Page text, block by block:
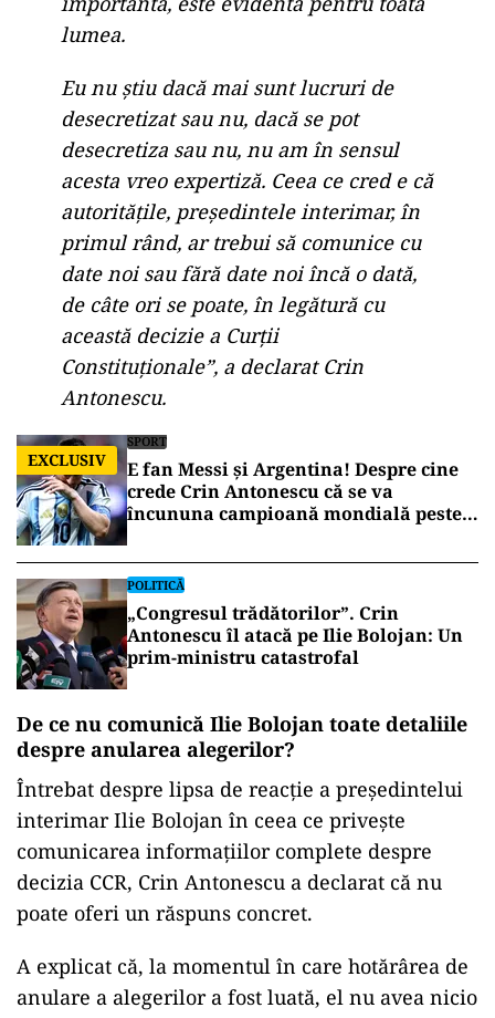
lumea.
Eu nu știu dacă mai sunt lucruri de
desecretizat sau nu, dacă se pot
desecretiza sau nu, nu am în sensul
acesta vreo expertiză. Ceea ce cred e că
autoritățile, președintele interimar, în
primul rând, ar trebui să comunice cu
date noi sau fără date noi încă o dată,
de câte ori se poate, în legătură cu
această decizie a Curții
Constituționale”, a declarat Crin
Antonescu.
EXCLUSIV
SPORT
E fan Messi și Argentina! Despre cine
crede Crin Antonescu că se va
încununa campioană mondială peste
POLITICĂ
„Congresul trădătorilor”. Crin
Antonescu îl atacă pe Ilie Bolojan: Un
prim-ministru catastrofal
De ce nu comunică Ilie Bolojan toate detaliile
despre anularea alegerilor?
Întrebat despre lipsa de reacție a președintelui
interimar Ilie Bolojan în ceea ce privește
comunicarea informațiilor complete despre
decizia CCR, Crin Antonescu a declarat că nu
poate oferi un răspuns concret.
A explicat că, la momentul în care hotărârea de
anulare a alegerilor a fost luată, el nu avea nicio